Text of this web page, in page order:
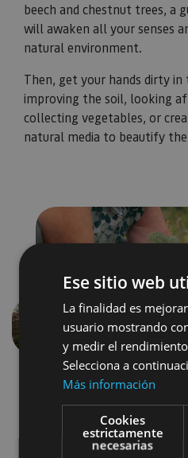
beech and chestnut trees, a
will awaken all your senses
natural environment.
Then, get your hands dirty
improving the soil, looking
collecting vegetables, or
natural media to beautify the
Previous
Ese sitio web
La finalidad es
usuario mostrando
y medir el
Selecciona a
Más información
Cookies
estrictamente
necesarias